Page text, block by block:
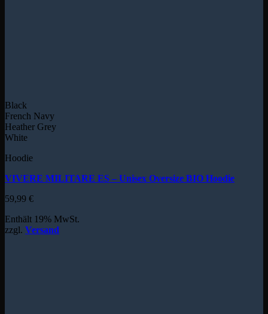
Black
French Navy
Heather Grey
White
Hoodie
VIVERE MILITARE ES – Unisex Oversize BIO Hoodie
59,99 €
Enthält 19% MwSt.
zzgl. Versand